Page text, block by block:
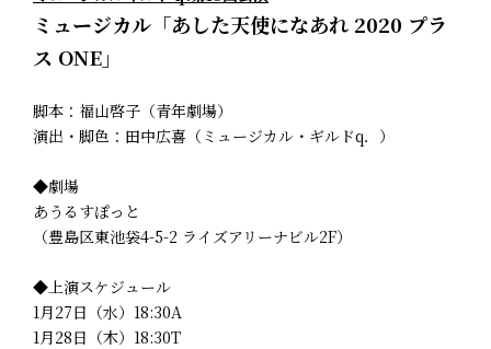
ミュージカル「あした天使になあれ 2020 プラ
ス ONE」
脚本：福山啓子（青年劇場）
演出・脚色：田中広喜（ミュージカル・ギルドq．）
◆劇場
あうるすぽっと
（豊島区東池袋4-5-2 ライズアリーナビル2F）
◆上演スケジュール
1月27日（水）18:30A
1月28日（木）18:30T